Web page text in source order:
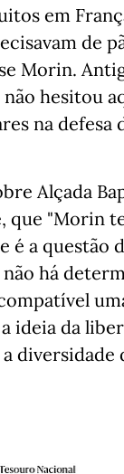
em
de
Morin.
hesitou
na defesa
Alçada
que "Morin
a questão
há
ideia da
diversidade